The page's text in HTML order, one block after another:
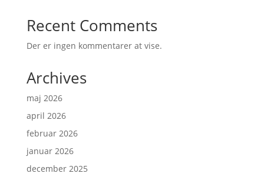
Recent Comments
Der er ingen kommentarer at vise.
Archives
maj 2026
april 2026
februar 2026
januar 2026
december 2025